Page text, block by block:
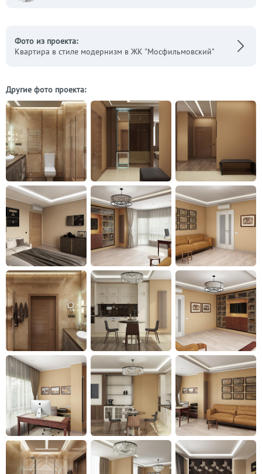
Фото из проекта:
Квартира в стиле модернизм в ЖК "Мосфильмовский"
Другие фото проекта: